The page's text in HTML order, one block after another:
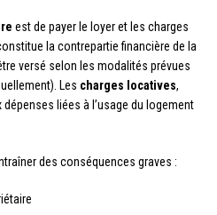
est de payer le loyer et les charges
la contrepartie financière de la
versé selon les modalités prévues
Les charges locatives,
liées à l’usage du logement
des conséquences graves :